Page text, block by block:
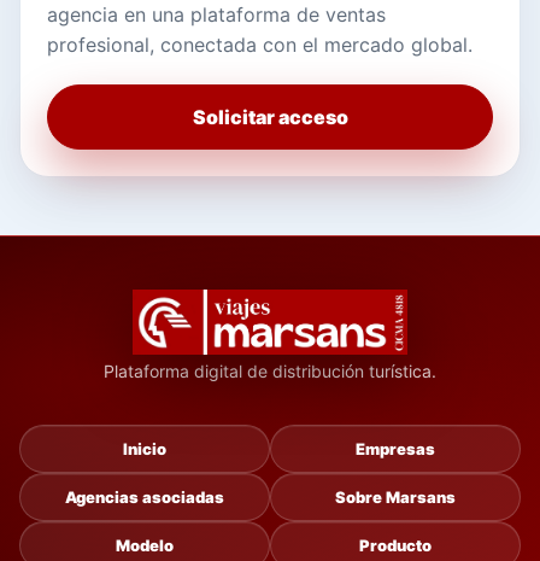
agencia en una plataforma de ventas
profesional, conectada con el mercado global.
Solicitar acceso
Plataforma digital de distribución turística.
Inicio Empresas
Agencias asociadas Sobre Marsans
Modelo Producto